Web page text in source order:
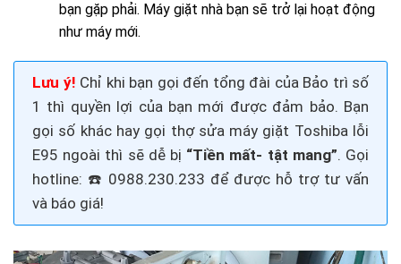
bạn gặp phải. Máy giặt nhà bạn sẽ trở lại hoạt động
như máy mới.
Lưu ý! Chỉ khi bạn gọi đến tổng đài của Bảo trì số
1 thì quyền lợi của bạn mới được đảm bảo. Bạn
gọi số khác hay gọi thợ sửa máy giặt Toshiba lỗi
E95 ngoài thì sẽ dễ bị “Tiền mất- tật mang”. Gọi
hotline: ☎️ 0988.230.233 để được hỗ trợ tư vấn
và báo giá!